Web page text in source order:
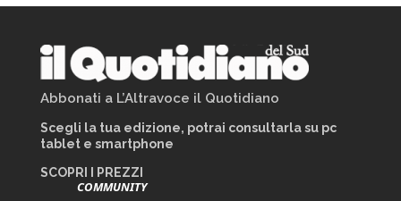
Abbonati a L’Altravoce il Quotidiano
Scegli la tua edizione, potrai consultarla su pc
tablet e smartphone
SCOPRI I PREZZI
COMMUNITY